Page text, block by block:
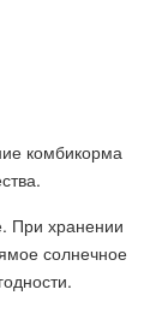
комбикорма
При хранении
солнечное